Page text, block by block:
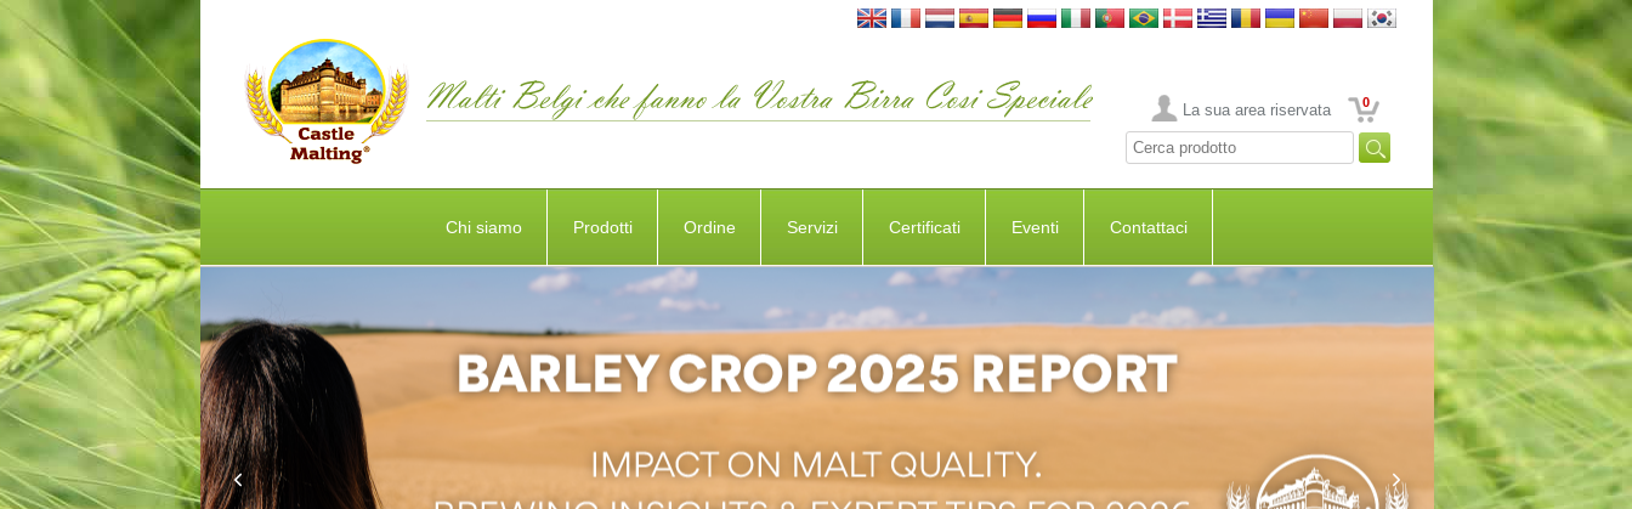
La sua area riservata 0
Chi siamo Prodotti Ordine Servizi Certificati Eventi Contattaci